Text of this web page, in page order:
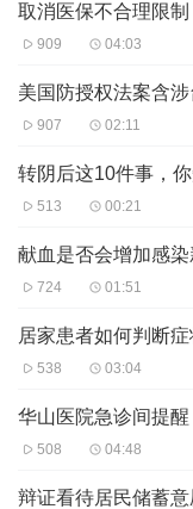
取消医保不合理限
909 04:03
907 02:11
转阴后这10件事，
513 00:21
献血是否会增加感染
724 01:51
538 03:04
508 04:48
辩证看待居民储蓄